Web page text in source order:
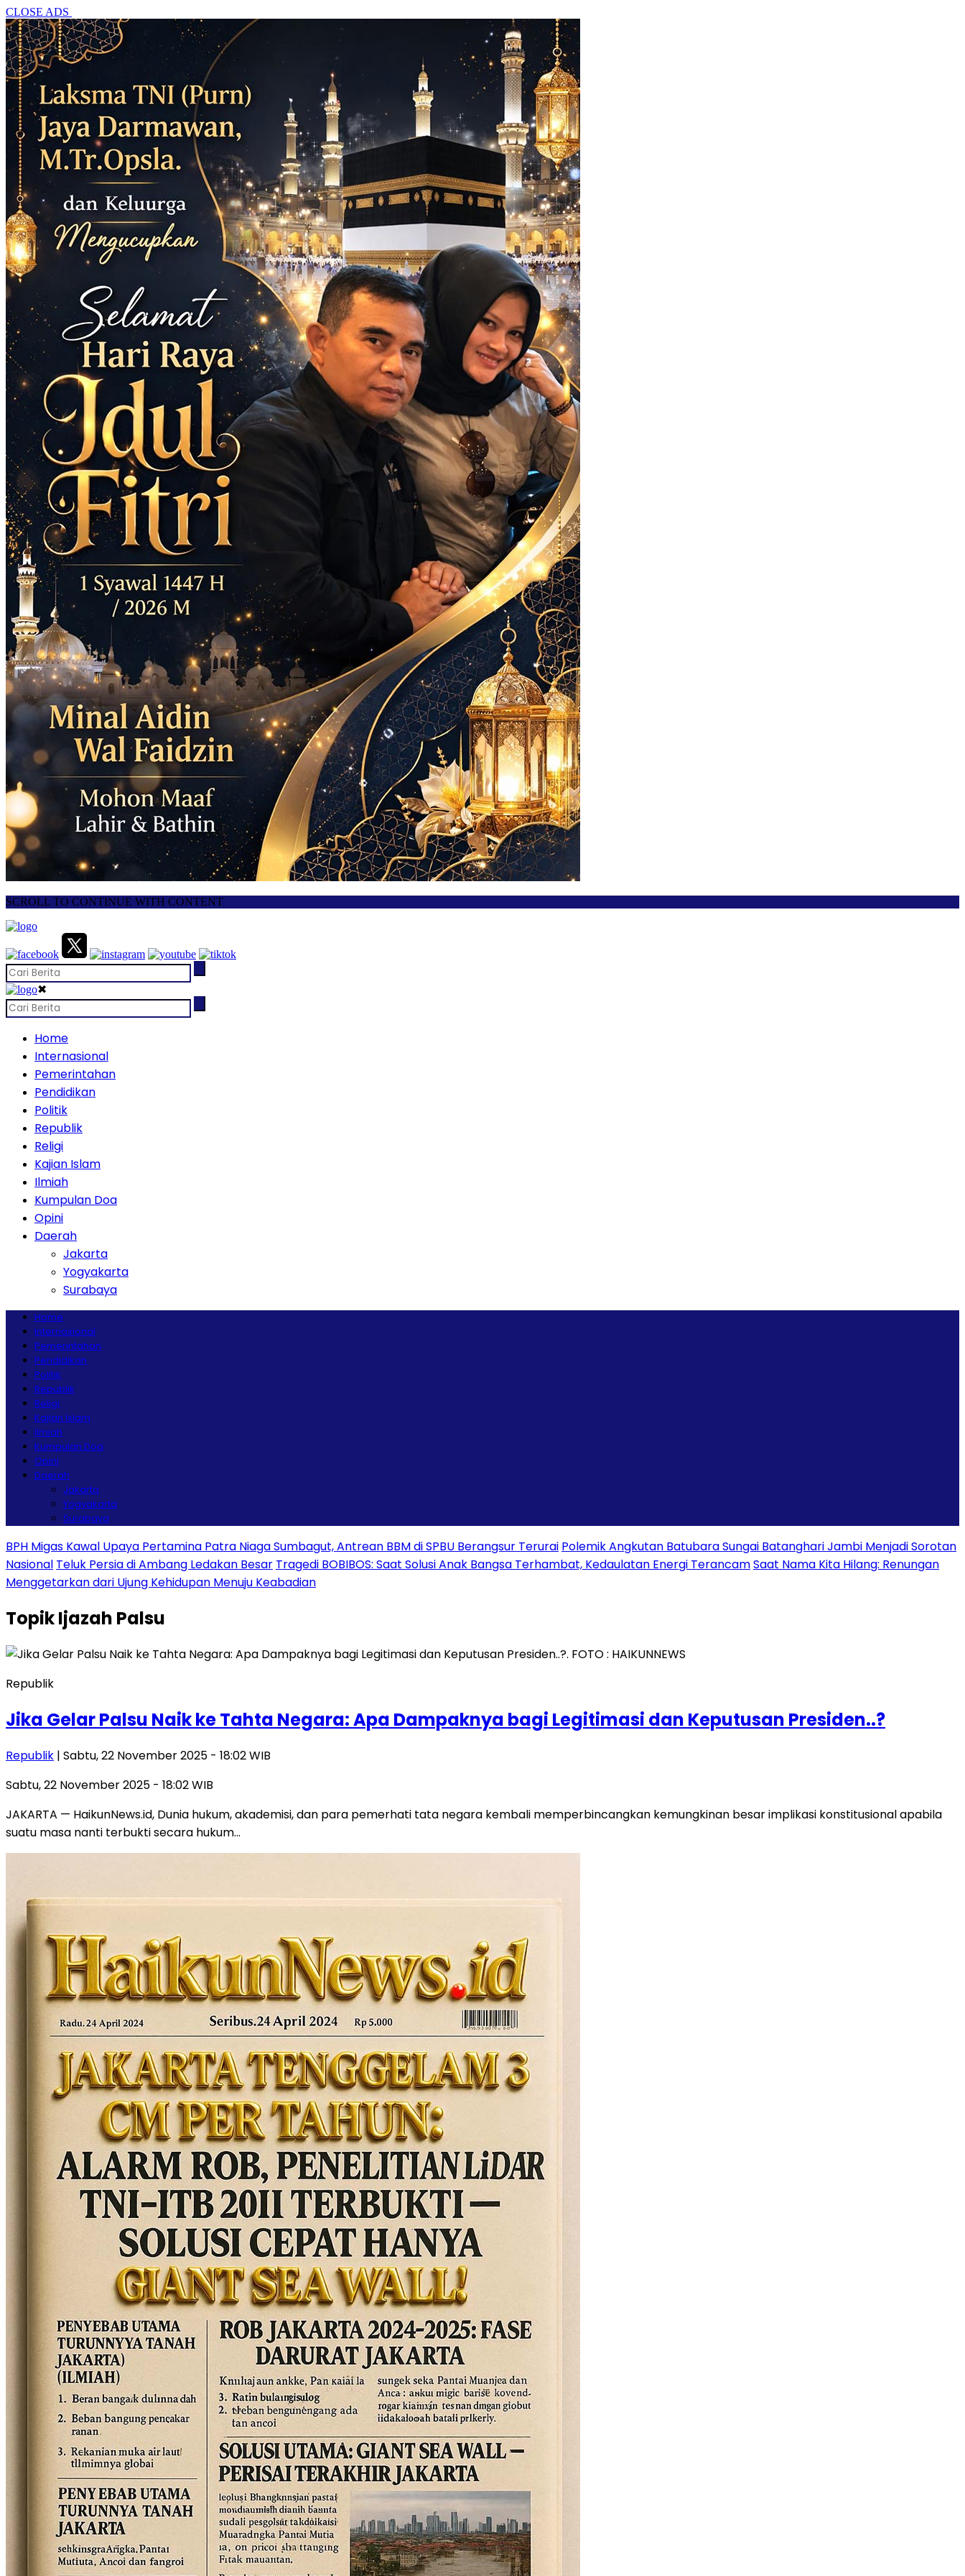
CLOSE ADS
SCROLL TO CONTINUE WITH CONTENT
✖
Home
Internasional
Pemerintahan
Pendidikan
Politik
Republik
Religi
Kajian Islam
Ilmiah
Kumpulan Doa
Opini
Daerah
Jakarta
Yogyakarta
Surabaya
Home
Internasional
Pemerintahan
Pendidikan
Politik
Republik
Religi
Kajian Islam
Ilmiah
Kumpulan Doa
Opini
Daerah
Jakarta
Yogyakarta
Surabaya
BPH Migas Kawal Upaya Pertamina Patra Niaga Sumbagut, Antrean BBM di SPBU Berangsur Terurai Polemik Angkutan Batubara Sungai Batanghari Jambi Menjadi Sorotan
Nasional Teluk Persia di Ambang Ledakan Besar Tragedi BOBIBOS: Saat Solusi Anak Bangsa Terhambat, Kedaulatan Energi TerancamSaat Nama Kita Hilang: Renungan
Menggetarkan dari Ujung Kehidupan Menuju Keabadian
TopikIjazah Palsu
Republik
Jika Gelar Palsu Naik ke Tahta Negara: Apa Dampaknya bagi Legitimasi dan Keputusan Presiden..?
Republik | Sabtu, 22 November 2025 - 18:02 WIB
Sabtu, 22 November 2025 - 18:02 WIB
JAKARTA — HaikunNews.id, Dunia hukum, akademisi, dan para pemerhati tata negara kembali memperbincangkan kemungkinan besar implikasi konstitusional apabila
suatu masa nanti terbukti secara hukum…